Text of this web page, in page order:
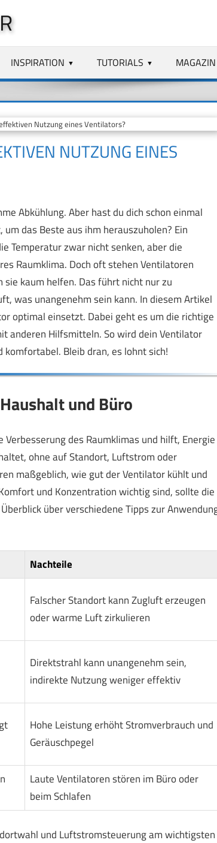
INSPIRATION TUTORIALS MAGAZIN
Nutzung eines Ventilators?
NUTZUNG EINES
Abkühlung. Aber hast du dich schon einmal
das Beste aus ihm herauszuholen? Ein
Temperatur zwar nicht senken, aber die
Raumklima. Doch oft stehen Ventilatoren
kaum helfen. Das führt nicht nur zu
was unangenehm sein kann. In diesem Artikel
optimal einsetzt. Dabei geht es um die richtige
anderen Hilfsmitteln. So wird dein Ventilator
Bleib dran, es lohnt sich!
und Büro
des Raumklimas und hilft, Energie
ohne auf Standort, Luftstrom oder
maßgeblich, wie gut der Ventilator kühlt und
und Konzentration wichtig sind, sollte die
über verschiedene Tipps zur
Nachteile
Falscher Standort kann Zugluft erzeugen
oder warme Luft zirkulieren
Direktstrahl kann unangenehm sein,
indirekte Nutzung weniger effektiv
Hohe Leistung erhöht Stromverbrauch und
Geräuschpegel
Laute Ventilatoren stören im Büro oder
beim Schlafen
und Luftstromsteuerung am wichtigsten